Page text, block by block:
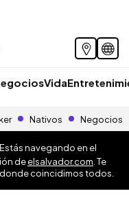
Vida
Nativos Negocios
navegando en el
deelsalvador.com . Te
coincidimos todos.